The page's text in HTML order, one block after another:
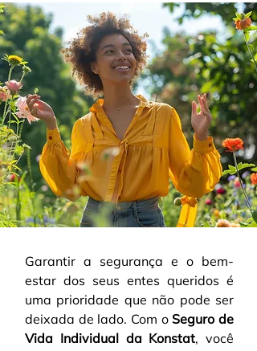
Garantir a segurança e o bem-
estar dos seus entes queridos é
uma prioridade que não pode ser
deixada de lado. Com o Seguro de
Vida Individual da Konstat, você